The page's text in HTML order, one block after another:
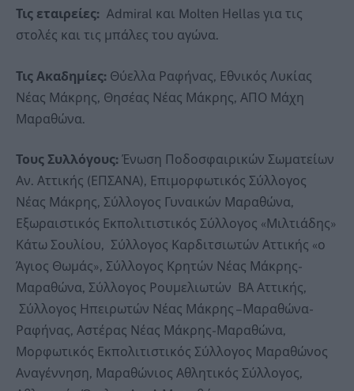
Τις εταιρείες: Admiral και Molten Ηellas για τις
στολές και τις μπάλες του αγώνα.
Τις Ακαδημίες: Θύελλα Ραφήνας, Εθνικός Λυκίας
Νέας Μάκρης, Θησέας Νέας Μάκρης, ΑΠΟ Μάχη
Μαραθώνα.
Τους Συλλόγους: Ένωση Ποδοσφαιρικών Σωματείων
Αν. Αττικής (ΕΠΣΑΝΑ), Επιμορφωτικός Σύλλογος
Νέας Μάκρης, Σύλλογος Γυναικών Μαραθώνα,
Εξωραιστικός Εκπολιτιστικός Σύλλογος «Μιλτιάδης»
Κάτω Σουλίου, Σύλλογος Καρδιτσιωτών Αττικής «ο
Άγιος Θωμάς», Σύλλογος Κρητών Νέας Μάκρης-
Μαραθώνα, Σύλλογος Ρουμελιωτών ΒΑ Αττικής,
Σύλλογος Ηπειρωτών Νέας Μάκρης –Μαραθώνα-
Ραφήνας, Αστέρας Νέας Μάκρης-Μαραθώνα,
Μορφωτικός Εκπολιτιστικός Σύλλογος Μαραθώνος
Αναγέννηση, Μαραθώνιος Αθλητικός Σύλλογος,